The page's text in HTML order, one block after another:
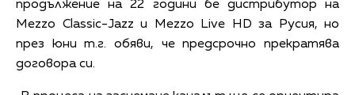
продължение на 22 години бе дистрибутор на
Mezzo Classic-Jazz и Mezzo Live HD за Русия, но
през юни т.г. обяви, че предсрочно прекратява
договора си.